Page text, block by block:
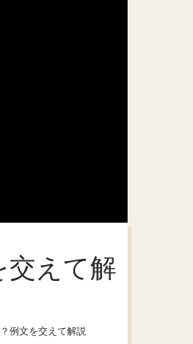
交えて解
例文を交えて解説